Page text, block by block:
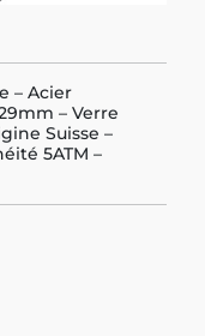
– Acier
– Verre
Suisse –
5ATM –